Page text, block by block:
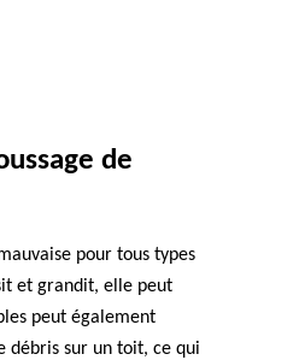
de
pour tous types
et grandit, elle peut
peut également
débris sur un toit, ce qui